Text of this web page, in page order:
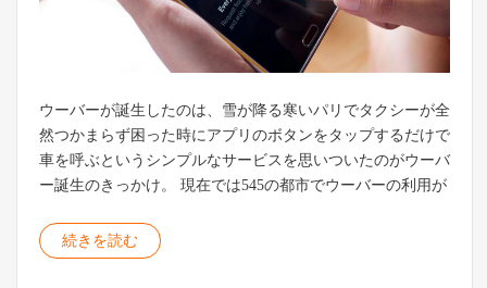
ウーバーが誕生したのは、雪が降る寒いパリでタクシーが全
然つかまらず困った時にアプリのボタンをタップするだけで
車を呼ぶというシンプルなサービスを思いついたのがウーバ
ー誕生のきっかけ。 現在では545の都市でウーバーの利用が
続きを読む